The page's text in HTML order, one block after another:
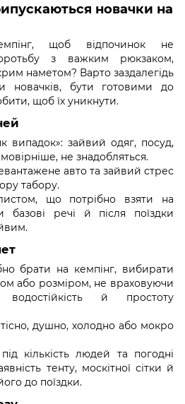
новачки на
щоб відпочинок не
з важким рюкзаком,
наметом? Варто заздалегідь
новачків, бути готовими до
щоб їх уникнути.
випадок»: зайвий одяг, посуд,
не знадобляться.
авто та зайвий стрес
табору.
що потрібно взяти на
базові речі й після поїздки
брати на кемпінг, вибирати
або розміром, не враховуючи
й простоту
душно, холодно або мокро
кількість людей та погодні
тенту, москітної сітки й
до поїздки.